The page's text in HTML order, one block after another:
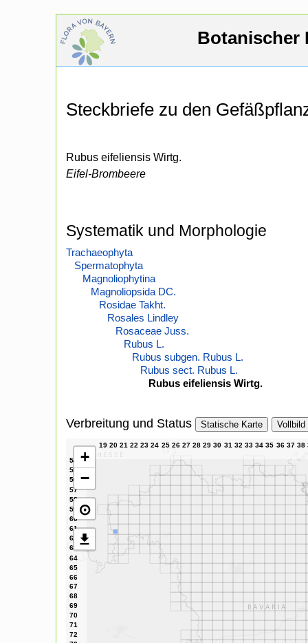
Botanischer
Steckbriefe zu den
Rubus eifeliensis Wirtg.
Eifel-Brombeere
Systematik und Morphologie
Trachaeophyta
Spermatophyta
Magnoliophytina
Magnoliopsida DC.
Rosidae Takht.
Rosales Lindley
Rosaceae Juss.
Rubus L.
Rubus subgen. Rubus L.
Rubus sect. Rubus L.
Rubus eifeliensis Wirtg.
Verbreitung und Status Statische Karte Vollbild
+
−
⊙